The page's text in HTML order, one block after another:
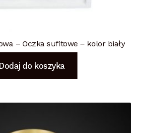
– Oczka sufitowe – kolor biały
Dodaj do koszyka